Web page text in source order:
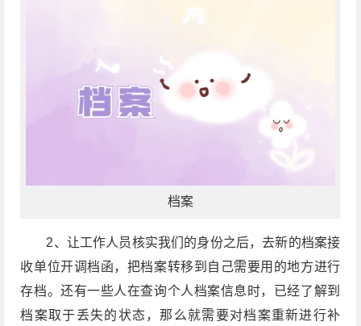
档案
2、让工作人员核实我们的身份之后，去新的档案接
收单位开调档函，把档案转移到自己需要用的地方进行
存档。还有一些人在查询个人档案信息时，已经了解到
档案取于丢失的状态，那么就需要对档案重新进行补